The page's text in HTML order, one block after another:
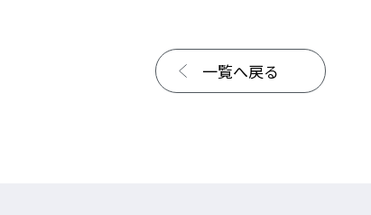
一覧へ戻る